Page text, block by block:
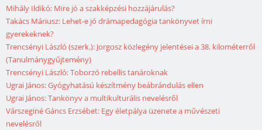
Mihály Ildikó: Mire jó a szakképzési hozzájárulás?
Takács Máriusz: Lehet-e jó drámapedagógia tankönyvet írni
gyerekeknek?
Trencsényi László (szerk.): Jorgosz közlegény jelentései a 38. kilométerről
(Tanulmánygyűjtemény)
Trencsényi László: Toborzó rebellis tanároknak
Ugrai János: Gyógyhatású készítmény beábrándulás ellen
Ugrai János: Tankönyv a multikulturális nevelésről
Várszeginé Gáncs Erzsébet: Egy életpálya üzenete a művészeti
nevelésről